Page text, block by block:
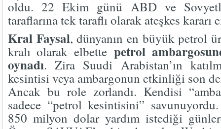
oldu. 22 Ekim günü ABD ve
taraflarına tek taraflı olarak ateşkes kararı
Kral Faysal, dünyanın en büyük petrol
kralı olarak elbettepetrol
oynadı. Zira Suudi Arabistan’ın
kesintisi veya ambargonun etkinliği son
Ancak bu role zorlandı. Kendisi
sadece “petrol kesintisini”
850 milyon dolar yardım istediği